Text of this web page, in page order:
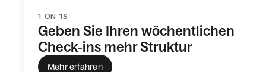
1‑ON‑1S
Geben Sie Ihren wöchentlichen
Check‑ins mehr Struktur
Mehr erfahren